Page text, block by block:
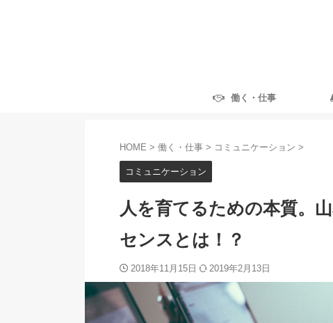
働く・仕事
HOME > 働く・仕事 > コミュニケーション >
コミュニケーション
人を育てるための本質。
センスとは！？
2018年11月15日 2019年2月13日